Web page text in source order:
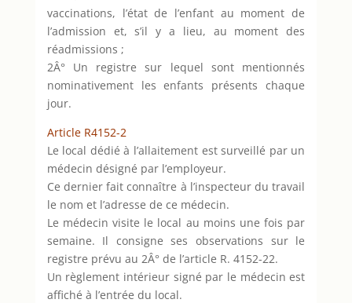
vaccinations, l’état de l’enfant au moment de
l’admission et, s’il y a lieu, au moment des
réadmissions ;
2Â° Un registre sur lequel sont mentionnés
nominativement les enfants présents chaque
jour.
Article R4152-2
Le local dédié à l’allaitement est surveillé par un
médecin désigné par l’employeur.
Ce dernier fait connaître à l’inspecteur du travail
le nom et l’adresse de ce médecin.
Le médecin visite le local au moins une fois par
semaine. Il consigne ses observations sur le
registre prévu au 2Â° de l’article R. 4152-22.
Un règlement intérieur signé par le médecin est
affiché à l’entrée du local.